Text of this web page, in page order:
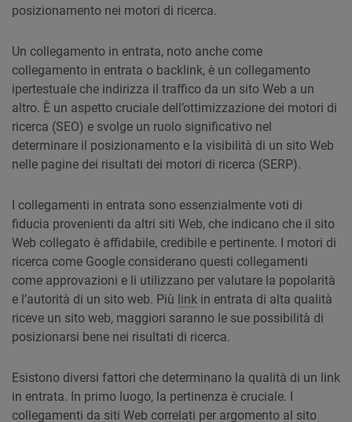
posizionamento nei motori di ricerca.
Un collegamento in entrata, noto anche come
collegamento in entrata o backlink, è un collegamento
ipertestuale che indirizza il traffico da un sito Web a un
altro. È un aspetto cruciale dell’ottimizzazione dei motori di
ricerca (SEO) e svolge un ruolo significativo nel
determinare il posizionamento e la visibilità di un sito Web
nelle pagine dei risultati dei motori di ricerca (SERP).
I collegamenti in entrata sono essenzialmente voti di
fiducia provenienti da altri siti Web, che indicano che il sito
Web collegato è affidabile, credibile e pertinente. I motori di
ricerca come Google considerano questi collegamenti
come approvazioni e li utilizzano per valutare la popolarità
e l’autorità di un sito web. Più link in entrata di alta qualità
riceve un sito web, maggiori saranno le sue possibilità di
posizionarsi bene nei risultati di ricerca.
Esistono diversi fattori che determinano la qualità di un link
in entrata. In primo luogo, la pertinenza è cruciale. I
collegamenti da siti Web correlati per argomento al sito